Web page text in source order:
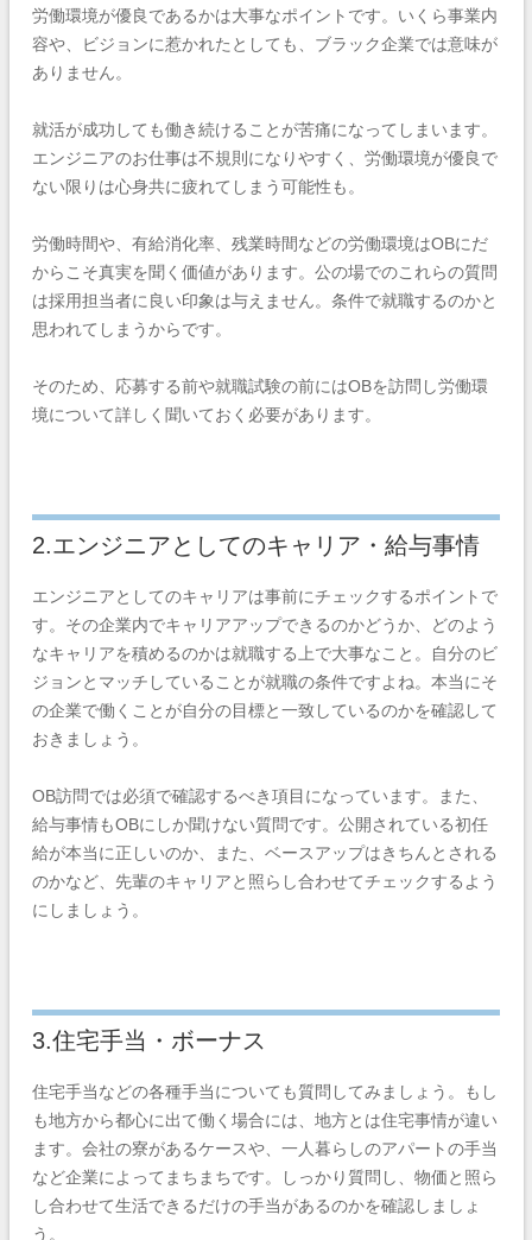
労働環境が優良であるかは大事なポイントです。いくら事業内
容や、ビジョンに惹かれたとしても、ブラック企業では意味が
ありません。
就活が成功しても働き続けることが苦痛になってしまいます。
エンジニアのお仕事は不規則になりやすく、労働環境が優良で
ない限りは心身共に疲れてしまう可能性も。
労働時間や、有給消化率、残業時間などの労働環境はOBにだ
からこそ真実を聞く価値があります。公の場でのこれらの質問
は採用担当者に良い印象は与えません。条件で就職するのかと
思われてしまうからです。
そのため、応募する前や就職試験の前にはOBを訪問し労働環
境について詳しく聞いておく必要があります。
2.エンジニアとしてのキャリア・給与事情
エンジニアとしてのキャリアは事前にチェックするポイントで
す。その企業内でキャリアアップできるのかどうか、どのよう
なキャリアを積めるのかは就職する上で大事なこと。自分のビ
ジョンとマッチしていることが就職の条件ですよね。本当にそ
の企業で働くことが自分の目標と一致しているのかを確認して
おきましょう。
OB訪問では必須で確認するべき項目になっています。また、
給与事情もOBにしか聞けない質問です。公開されている初任
給が本当に正しいのか、また、ベースアップはきちんとされる
のかなど、先輩のキャリアと照らし合わせてチェックするよう
にしましょう。
3.住宅手当・ボーナス
住宅手当などの各種手当についても質問してみましょう。もし
も地方から都心に出て働く場合には、地方とは住宅事情が違い
ます。会社の寮があるケースや、一人暮らしのアパートの手当
など企業によってまちまちです。しっかり質問し、物価と照ら
し合わせて生活できるだけの手当があるのかを確認しましょ
う。